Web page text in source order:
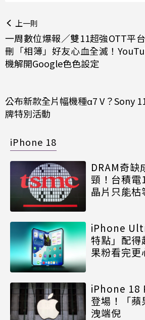
上一則
一周數位爆報／雙11超強OTT平
刪「相簿」好友心血全滅！
機解開Google色色設定
公布新款全片幅機種α7 V？Sony
牌特別活動
iPhone 18
DRAM奇
頸！台積
晶片只能枯
iPhone
特點」配
果粉看完更
iPhone 18
登場！「蘋
洩端倪